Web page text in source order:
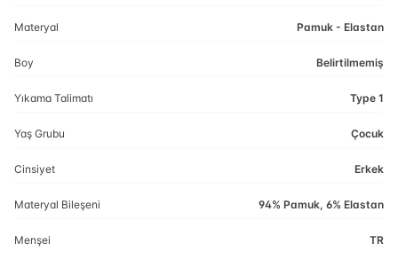
Materyal Pamuk - Elastan
Boy Belirtilmemiş
Yıkama Talimatı Type 1
Yaş Grubu Çocuk
Cinsiyet Erkek
Materyal Bileşeni 94% Pamuk, 6% Elastan
Menşei TR